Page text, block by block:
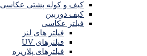
کیف و کوله پشتی عکاسی
کیف دوربین
فیلتر عکاسی
فیلتر های لنز
فیلترهای UV
فیلترهای پلاریزه